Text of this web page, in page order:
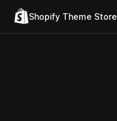
Shopify Theme Store